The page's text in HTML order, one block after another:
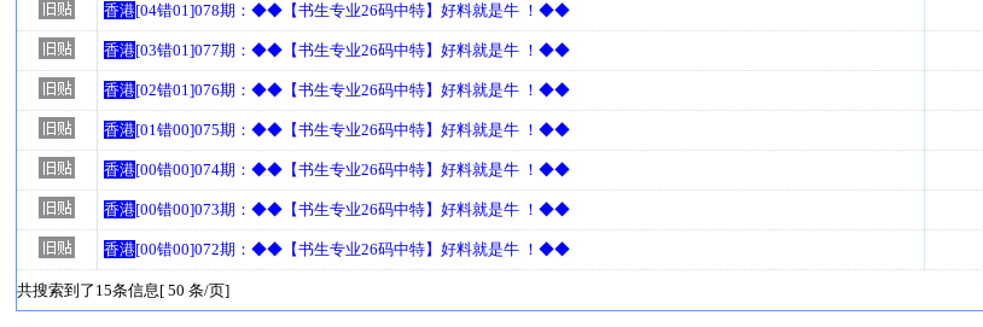
香港[04错01]078期：◆◆【书生专业26码中特】好料就是牛 ！◆◆
香港[03错01]077期：◆◆【书生专业26码中特】好料就是牛 ！◆◆
香港[02错01]076期：◆◆【书生专业26码中特】好料就是牛 ！◆◆
香港[01错00]075期：◆◆【书生专业26码中特】好料就是牛 ！◆◆
香港[00错00]074期：◆◆【书生专业26码中特】好料就是牛 ！◆◆
香港[00错00]073期：◆◆【书生专业26码中特】好料就是牛 ！◆◆
香港[00错00]072期：◆◆【书生专业26码中特】好料就是牛 ！◆◆
共搜索到了15条信息[ 50 条/页]